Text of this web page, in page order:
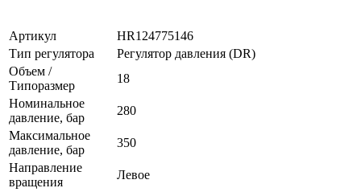
Артикул
HR124775146
Тип регулятора
Регулятор давления (DR)
Объем /
Типоразмер
18
Номинальное
давление, бар
280
Максимальное
давление, бар
350
Направление
вращения
Левое